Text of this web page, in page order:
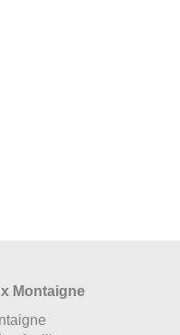
Montaigne